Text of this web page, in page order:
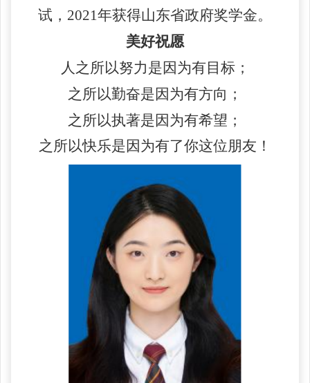
试，2021年获得山东省政府奖学金。
美好祝愿
人之所以努力是因为有目标；
之所以勤奋是因为有方向；
之所以执著是因为有希望；
之所以快乐是因为有了你这位朋友！